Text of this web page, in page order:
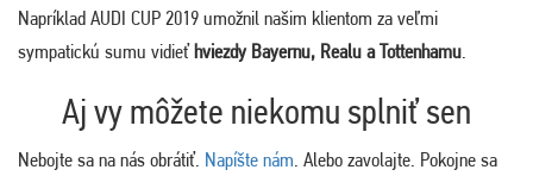
Napríklad AUDI CUP 2019 umožnil našim klientom za veľmi
sympatickú sumu vidieťhviezdy Bayernu, Realu a Tottenhamu
Aj vy môžete niekomu splniť sen
Nebojte sa na nás obrátiť. Napíšte nám . Alebo zavolajte. Pokojne sa